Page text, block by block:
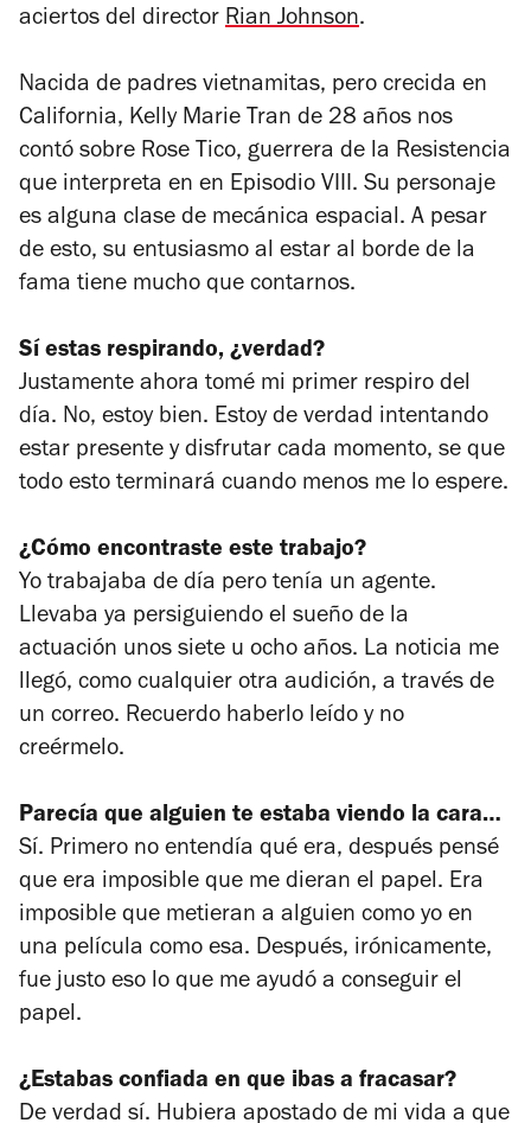
aciertos del director Rian Johnson.
Nacida de padres vietnamitas, pero crecida en
California, Kelly Marie Tran de 28 años nos
contó sobre Rose Tico, guerrera de la Resistencia
que interpreta en en Episodio VIII. Su personaje
es alguna clase de mecánica espacial. A pesar
de esto, su entusiasmo al estar al borde de la
fama tiene mucho que contarnos.
Sí estas respirando, ¿verdad?
Justamente ahora tomé mi primer respiro del
día. No, estoy bien. Estoy de verdad intentando
estar presente y disfrutar cada momento, se que
todo esto terminará cuando menos me lo espere.
¿Cómo encontraste este trabajo?
Yo trabajaba de día pero tenía un agente.
Llevaba ya persiguiendo el sueño de la
actuación unos siete u ocho años. La noticia me
llegó, como cualquier otra audición, a través de
un correo. Recuerdo haberlo leído y no
creérmelo.
Parecía que alguien te estaba viendo la cara…
Sí. Primero no entendía qué era, después pensé
que era imposible que me dieran el papel. Era
imposible que metieran a alguien como yo en
una película como esa. Después, irónicamente,
fue justo eso lo que me ayudó a conseguir el
papel.
¿Estabas confiada en que ibas a fracasar?
De verdad sí. Hubiera apostado de mi vida a que